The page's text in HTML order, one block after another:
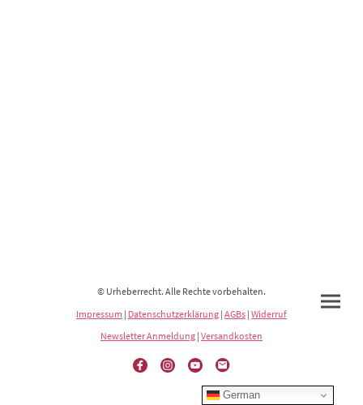
© Urheberrecht. Alle Rechte vorbehalten.
Impressum | Datenschutzerklärung | AGBs | Widerruf
Newsletter Anmeldung | Versandkosten
German